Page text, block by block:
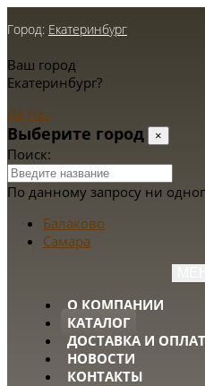
Город: Екатеринбург
Ваш город
Екатеринбург?
Да Нет
Выберите город ×
Поиск:
По данному запросу ни
Балаково
Самара
О КОМПАНИИ
КАТАЛОГ
ДОСТАВКА И
НОВОСТИ
КОНТАКТЫ